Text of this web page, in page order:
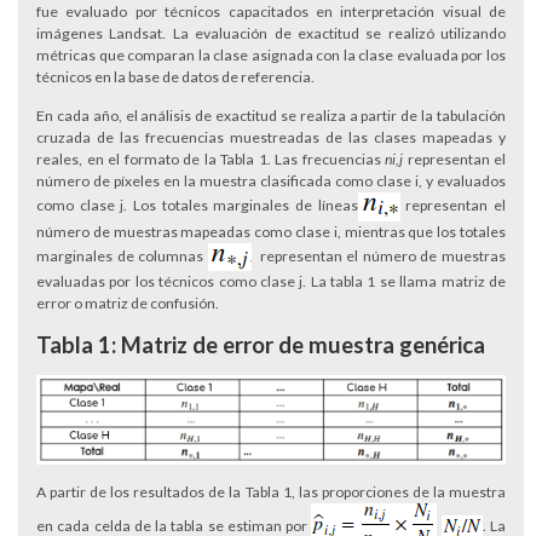
fue evaluado por técnicos capacitados en interpretación visual de
imágenes Landsat. La evaluación de exactitud se realizó utilizando
métricas que comparan la clase asignada con la clase evaluada por los
técnicos en la base de datos de referencia.
En cada año, el análisis de exactitud se realiza a partir de la tabulación
cruzada de las frecuencias muestreadas de las clases mapeadas y
reales, en el formato de la Tabla 1. Las frecuencias ni,j representan el
número de píxeles en la muestra clasificada como clase i, y evaluados
como clase j. Los totales marginales de líneas
representan el
número de muestras mapeadas como clase i, mientras que los totales
marginales de columnas
representan el número de muestras
evaluadas por los técnicos como clase j. La tabla 1 se llama matriz de
error o matriz de confusión.
Tabla 1: Matriz de error de muestra genérica
A partir de los resultados de la Tabla 1, las proporciones de la muestra
en cada celda de la tabla se estiman por
. La